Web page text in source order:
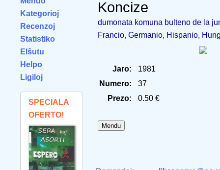
Kategorioj
Recenzoj
Statistiko
Elŝutu
Helpo
Ligiloj
SPECIALA
OFERTO!
Koncize
dumonata komuna bulteno de la
Francio, Germanio, Hispanio,
Jaro:
1981
Numero:
37
Prezo:
0.50 €